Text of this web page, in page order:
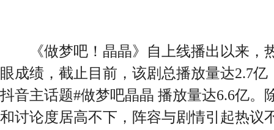
《做梦吧！晶晶》自上线播出以来，
眼成绩，截止目前，该剧总播放量达2.7
抖音主话题#做梦吧晶晶 播放量达6.6亿。
和讨论度居高不下，阵容与剧情引起热议